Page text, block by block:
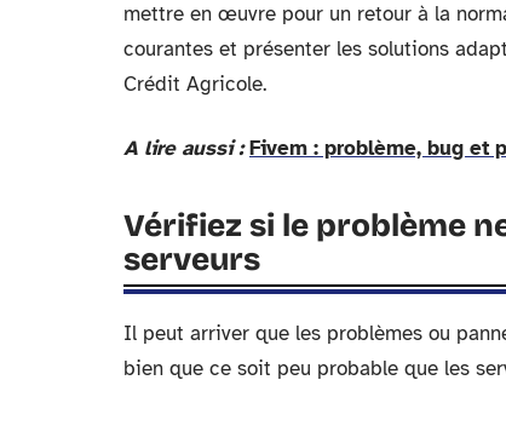
mettre en œuvre pour un retour à la
courantes et présenter les solutions
Crédit Agricole.
A lire aussi : Fivem : problème, bug et
Vérifiez si le problème
serveurs
Il peut arriver que les problèmes ou
bien que ce soit peu probable que les